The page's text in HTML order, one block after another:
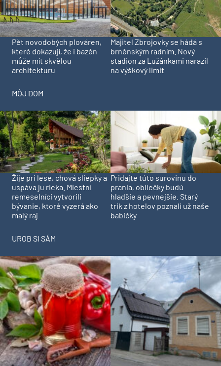
Pět novodobých plováren,
které dokazují, že i bazén
může mít skvělou
architekturu
Majitel Zbrojovky se hádá s
brněnským radním. Nový
stadion za Lužánkami narazil
na výškový limit
MÔJ DOM
Žije pri lese, chová sliepky a
uspáva ju rieka. Miestni
remeselníci vytvorili
bývanie, ktoré vyzerá ako
malý raj
Pridajte túto surovinu do
prania, obliečky budú
hladšie a pevnejšie. Starý
trik z hotelov poznali už naše
babičky
UROB SI SÁM